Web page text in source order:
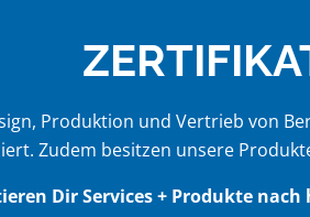
Produktion und Vertrieb von
Zudem besitzen unsere
Dir Services + Produkte